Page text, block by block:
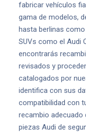
fabricar vehículos
gama de modelos,
hasta berlinas
SUVs como el Audi
encontrarás
revisados y
catalogados por
identifica con sus
compatibilidad con
recambio adecuado
piezas Audi de